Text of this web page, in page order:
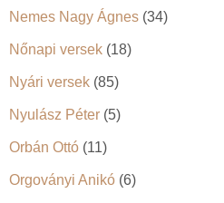
Nemes Nagy Ágnes (34)
Nőnapi versek (18)
Nyári versek (85)
Nyulász Péter (5)
Orbán Ottó (11)
Orgoványi Anikó (6)